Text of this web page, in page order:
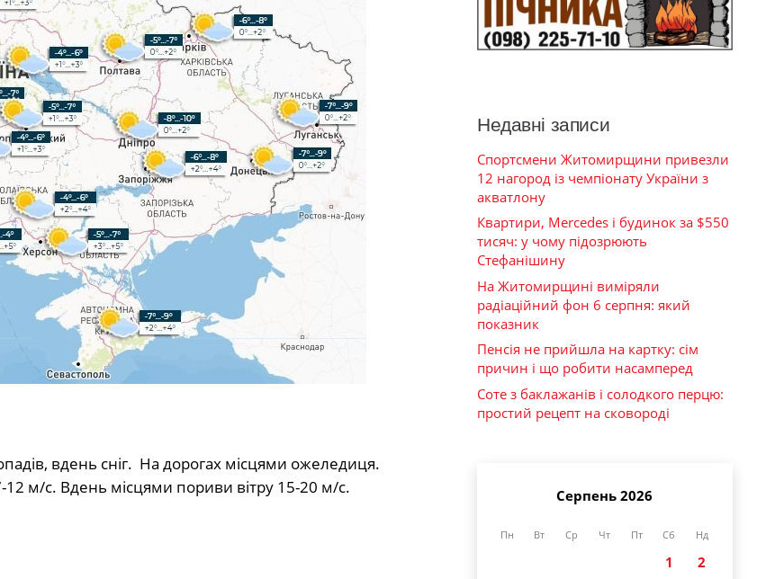
вдень сніг. На дорогах місцями ожеледиця.
12 м/с. Вдень місцями пориви вітру 15-20 м/с.
Недавні записи
Спортсмени Житомирщини привезли
12 нагород із чемпіонату України з
акватлону
Квартири, Mercedes і будинок за $550
тисяч: у чому підозрюють
Стефанішину
На Житомирщині виміряли
радіаційний фон 6 серпня: який
показник
Пенсія не прийшла на картку: сім
причин і що робити насамперед
Соте з баклажанів і солодкого перцю:
простий рецепт на сковороді
Серпень 2026
Пн Вт Ср Чт Пт Сб Нд
1
2